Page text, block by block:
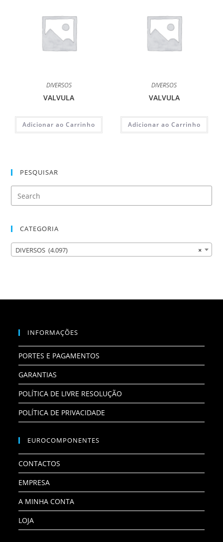
DIVERSOS
VALVULA
Adicionar ao Carrinho
DIVERSOS
VALVULA
Adicionar ao Carrinho
PESQUISAR
CATEGORIA
×
DIVERSOS (4.097)
INFORMAÇÕES
PORTES E PAGAMENTOS
GARANTIAS
POLÍTICA DE LIVRE RESOLUÇÃO
POLÍTICA DE PRIVACIDADE
EUROCOMPONENTES
CONTACTOS
EMPRESA
A MINHA CONTA
LOJA